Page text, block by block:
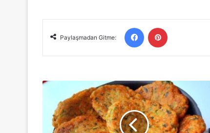
Paylaşmadan Gitme:
Facebook
Kabak